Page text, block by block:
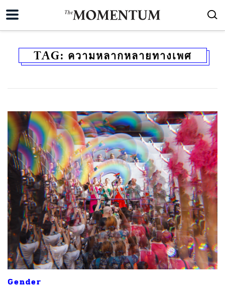
TAG: ความหลากหลายทางเพศ
Gender